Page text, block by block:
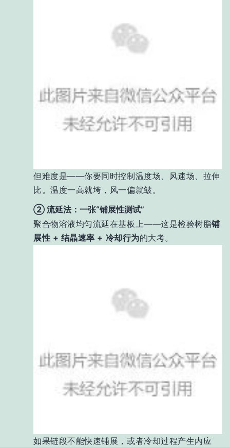
但难度是——你要同时控制温度场、风速场、拉伸
比。温度一高就垮，风一偏就皱。
② 流延法：一张“铺展性测试”
聚合物溶液均匀流延在基板上——这是检验树脂铺
展性 + 结晶速率 + 冷却行为的大考。
如果链段不能快速铺展，或者冷却过程产生内应